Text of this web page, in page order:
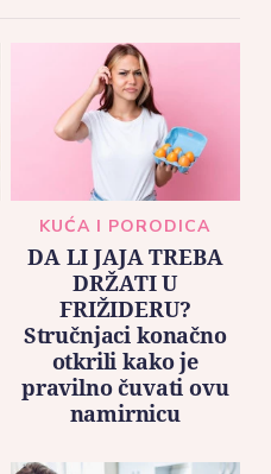
KUĆA I PORODICA
DA LI JAJA TREBA
DRŽATI U
FRIŽIDERU?
Stručnjaci konačno
otkrili kako je
pravilno čuvati ovu
namirnicu